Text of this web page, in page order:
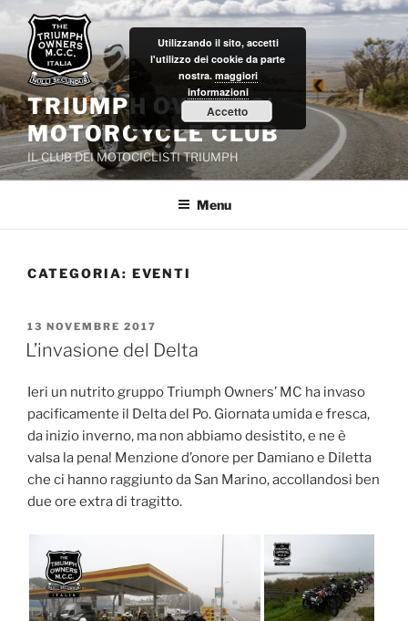
Salta
contenuto
TRIUMPH OWNERS'
MOTORCYCLE CLUB
IL CLUB DEI MOTOCICLISTI TRIUMPH
Menu
CATEGORIA: EVENTI
PUBBLICATO
IL
13 NOVEMBRE 2017
L’invasione del Delta
Ieri un nutrito gruppo Triumph Owners’ MC ha invaso
pacificamente il Delta del Po. Giornata umida e fresca,
da inizio inverno, ma non abbiamo desistito, e ne è
valsa la pena! Menzione d’onore per Damiano e Diletta
che ci hanno raggiunto da San Marino, accollandosi ben
due ore extra di tragitto.
Utilizzando il sito, accetti
l'utilizzo dei cookie da parte
nostra. maggiori
informazioni
Accetto